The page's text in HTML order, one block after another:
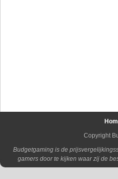
Copyright
Budgetgaming is de
gamers door te kijken waar zij de